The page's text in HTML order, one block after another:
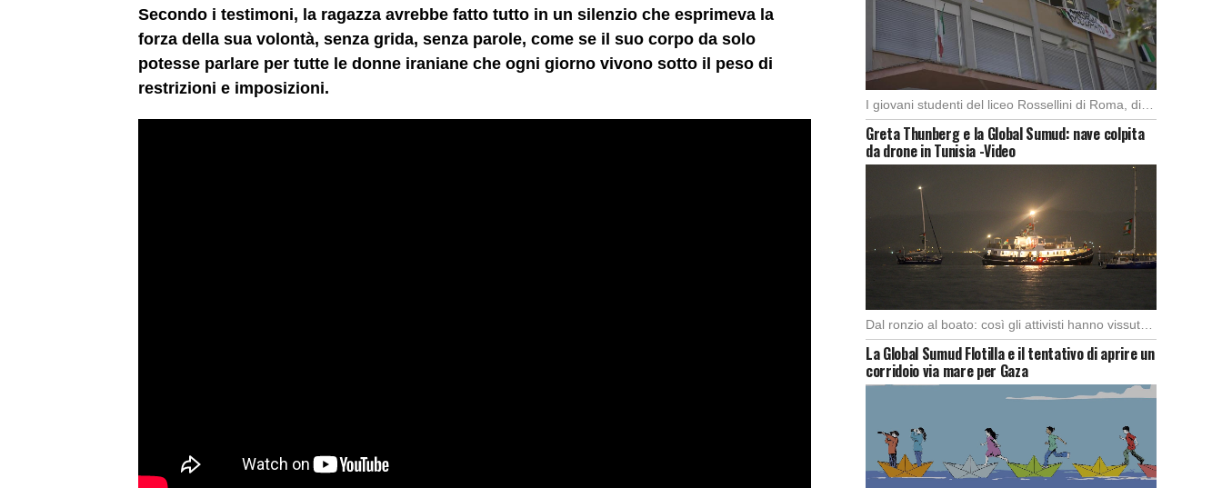
Secondo i testimoni, la ragazza avrebbe fatto tutto in un silenzio che esprimeva la
forza della sua volontà, senza grida, senza parole, come se il suo corpo da solo
potesse parlare per tutte le donne iraniane che ogni giorno vivono sotto il peso di
restrizioni e imposizioni.
Greta Thunberg e la Global Sumud: nave colpita
da drone in Tunisia -Video
Dal ronzio al boato: così gli attivisti hanno vissuto l’attacco in piena notte. Nella notte […]
La Global Sumud Flotilla e il tentativo di aprire un
corridoio via mare per Gaza